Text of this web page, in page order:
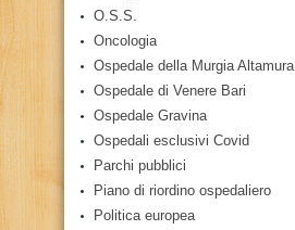
O.S.S.
Oncologia
Ospedale della Murgia Altamura
Ospedale di Venere Bari
Ospedale Gravina
Ospedali esclusivi Covid
Parchi pubblici
Piano di riordino ospedaliero
Politica europea